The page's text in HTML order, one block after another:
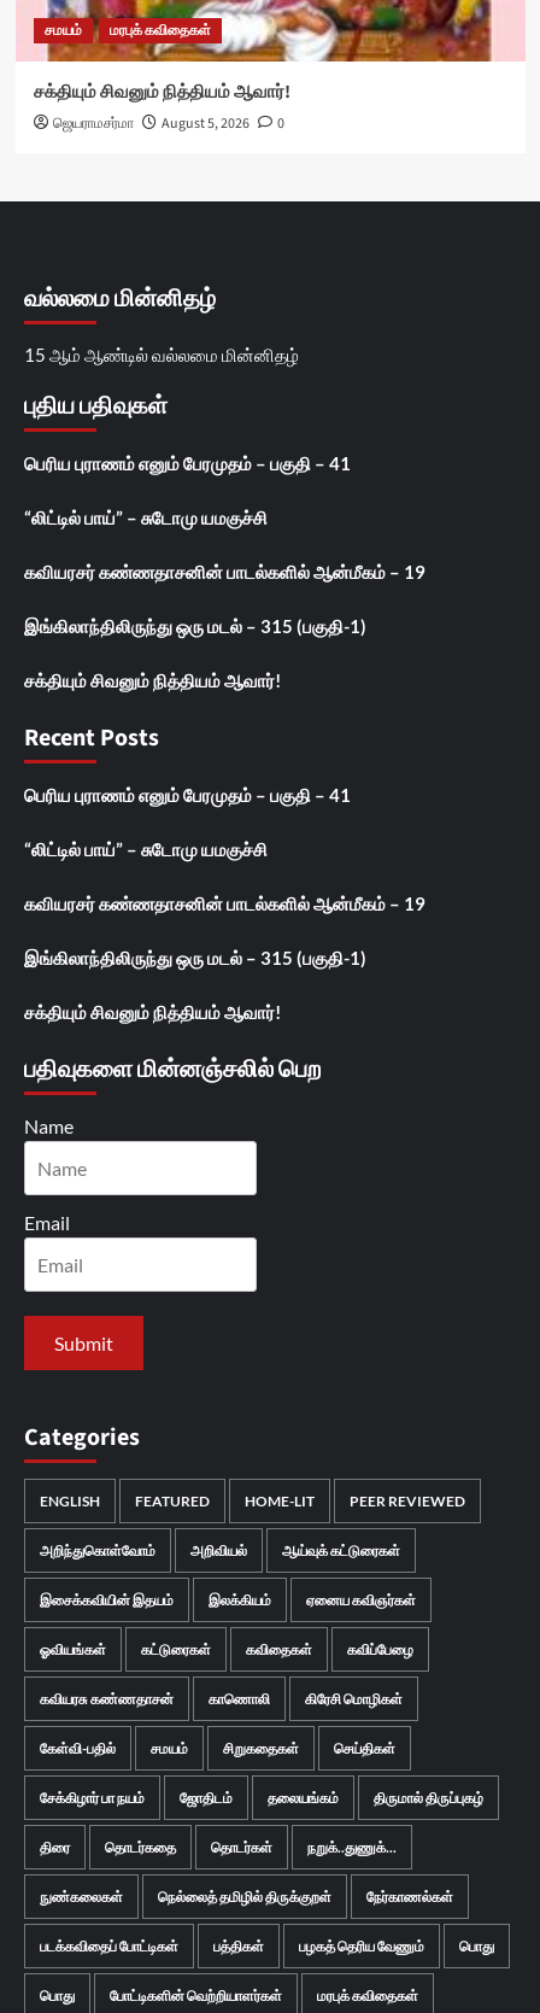
சமயம் மரபுக் கவிதைகள்
சக்தியும் சிவனும் நித்தியம் ஆவார்!
ஜெயராமசர்மா August 5, 2026 0
வல்லமை மின்னிதழ்
15 ஆம் ஆண்டில் வல்லமை மின்னிதழ்
புதிய பதிவுகள்
பெரிய புராணம் எனும் பேரமுதம் – பகுதி – 41
“லிட்டில் பாய்” – சுடோமு யமகுச்சி
கவியரசர் கண்ணதாசனின் பாடல்களில் ஆன்மீகம் – 19
இங்கிலாந்திலிருந்து ஒரு மடல் – 315 (பகுதி-1)
சக்தியும் சிவனும் நித்தியம் ஆவார்!
Recent Posts
பெரிய புராணம் எனும் பேரமுதம் – பகுதி – 41
“லிட்டில் பாய்” – சுடோமு யமகுச்சி
கவியரசர் கண்ணதாசனின் பாடல்களில் ஆன்மீகம் – 19
இங்கிலாந்திலிருந்து ஒரு மடல் – 315 (பகுதி-1)
சக்தியும் சிவனும் நித்தியம் ஆவார்!
பதிவுகளை மின்னஞ்சலில் பெற
Name
Email
Categories
ENGLISH FEATURED HOME-LIT PEER REVIEWED
அறிந்துகொள்வோம் அறிவியல் ஆய்வுக் கட்டுரைகள்
இசைக்கவியின் இதயம் இலக்கியம் ஏனைய கவிஞர்கள்
ஓவியங்கள் கட்டுரைகள் கவிதைகள் கவிப்பேழை
கவியரசு கண்ணதாசன் காணொலி கிரேசி மொழிகள்
கேள்வி-பதில் சமயம் சிறுகதைகள் செய்திகள்
சேக்கிழார் பா நயம் ஜோதிடம் தலையங்கம் திருமால் திருப்புகழ்
திரை தொடர்கதை தொடர்கள் நறுக்..துணுக்...
நுண்கலைகள் நெல்லைத் தமிழில் திருக்குறள் நேர்காணல்கள்
படக்கவிதைப் போட்டிகள் பத்திகள் பழகத் தெரிய வேணும் பொது
பொது போட்டிகளின் வெற்றியாளர்கள் மரபுக் கவிதைகள்